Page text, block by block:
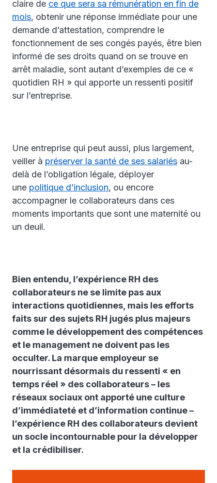
claire de ce que sera sa rémunération en fin de
mois, obtenir une réponse immédiate pour une
demande d’attestation, comprendre le
fonctionnement de ses congés payés, être bien
informé de ses droits quand on se trouve en
arrêt maladie, sont autant d’exemples de ce «
quotidien RH » qui apporte un ressenti positif
sur l’entreprise.
Une entreprise qui peut aussi, plus largement,
veiller à préserver la santé de ses salariés au-
delà de l’obligation légale, déployer
une politique d’inclusion, ou encore
accompagner le collaborateurs dans ces
moments importants que sont une maternité ou
un deuil.
Bien entendu, l’expérience RH des
collaborateurs ne se limite pas aux
interactions quotidiennes, mais les efforts
faits sur des sujets RH jugés plus majeurs
comme le développement des compétences
et le management ne doivent pas les
occulter. La marque employeur se
nourrissant désormais du ressenti « en
temps réel » des collaborateurs – les
réseaux sociaux ont apporté une culture
d’immédiateté et d’information continue –
l’expérience RH des collaborateurs devient
un socle incontournable pour la développer
et la crédibiliser.